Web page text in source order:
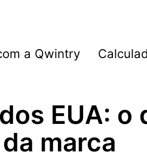
a Qwintry
EUA: o
marca